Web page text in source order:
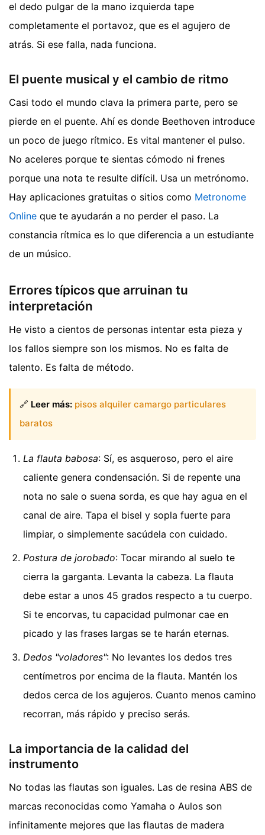
el dedo pulgar de la mano izquierda tape
completamente el portavoz, que es el agujero de
atrás. Si ese falla, nada funciona.
El puente musical y el cambio de ritmo
Casi todo el mundo clava la primera parte, pero se
pierde en el puente. Ahí es donde Beethoven introduce
un poco de juego rítmico. Es vital mantener el pulso.
No aceleres porque te sientas cómodo ni frenes
porque una nota te resulte difícil. Usa un metrónomo.
Hay aplicaciones gratuitas o sitios como Metronome
Online que te ayudarán a no perder el paso. La
constancia rítmica es lo que diferencia a un estudiante
de un músico.
Errores típicos que arruinan tu
interpretación
He visto a cientos de personas intentar esta pieza y
los fallos siempre son los mismos. No es falta de
talento. Es falta de método.
🔗 Leer más: pisos alquiler camargo particulares
baratos
La flauta babosa: Sí, es asqueroso, pero el aire
caliente genera condensación. Si de repente una
nota no sale o suena sorda, es que hay agua en el
canal de aire. Tapa el bisel y sopla fuerte para
limpiar, o simplemente sacúdela con cuidado.
Postura de jorobado: Tocar mirando al suelo te
cierra la garganta. Levanta la cabeza. La flauta
debe estar a unos 45 grados respecto a tu cuerpo.
Si te encorvas, tu capacidad pulmonar cae en
picado y las frases largas se te harán eternas.
Dedos "voladores": No levantes los dedos tres
centímetros por encima de la flauta. Mantén los
dedos cerca de los agujeros. Cuanto menos camino
recorran, más rápido y preciso serás.
La importancia de la calidad del
instrumento
No todas las flautas son iguales. Las de resina ABS de
marcas reconocidas como Yamaha o Aulos son
infinitamente mejores que las flautas de madera